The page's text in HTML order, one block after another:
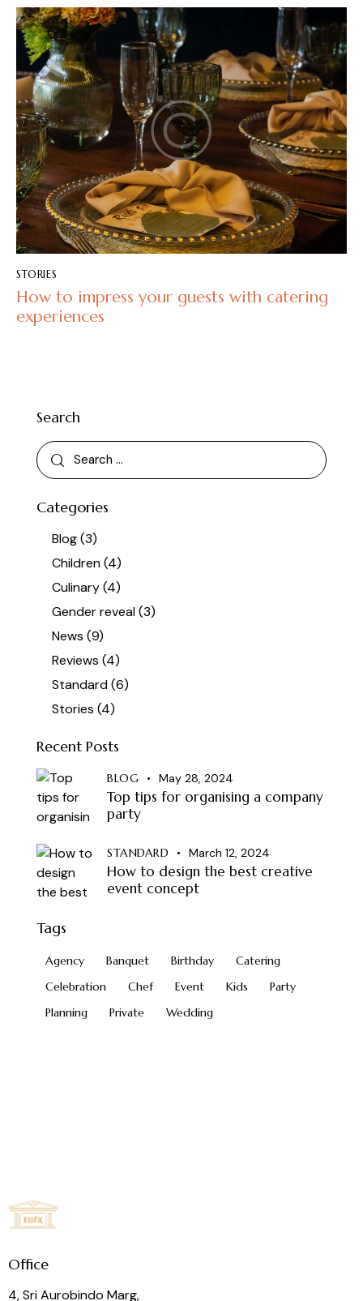
STORIES
How to impress your guests with catering
experiences
Search
Categories
Blog(3)
Children(4)
Culinary(4)
Gender reveal(3)
News (9)
Reviews (4)
Standard(6)
Stories (4)
Recent Posts
BLOG May 28, 2024
Top tips for organising a company
party
STANDARD March 12, 2024
How to design the best creative
event concept
Tags
Agency Banquet Birthday
Catering
Celebration
Chef Event Kids
Party
Planning
Private Wedding
Office
4, Sri Aurobindo Marg,